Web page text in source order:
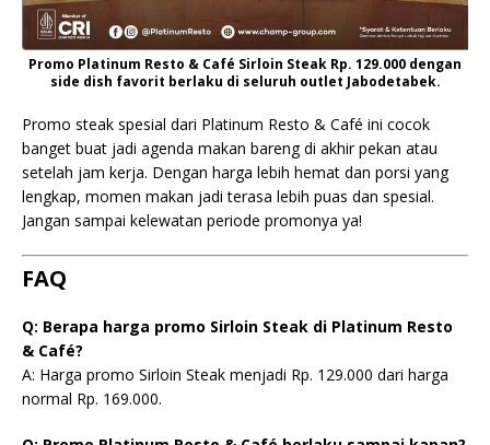
Promo Platinum Resto & Café Sirloin Steak Rp. 129.000 dengan
side dish favorit berlaku di seluruh outlet Jabodetabek.
Promo steak spesial dari Platinum Resto & Café ini cocok
banget buat jadi agenda makan bareng di akhir pekan atau
setelah jam kerja. Dengan harga lebih hemat dan porsi yang
lengkap, momen makan jadi terasa lebih puas dan spesial.
Jangan sampai kelewatan periode promonya ya!
FAQ
Q: Berapa harga promo Sirloin Steak di Platinum Resto
& Café?
A: Harga promo Sirloin Steak menjadi Rp. 129.000 dari harga
normal Rp. 169.000.